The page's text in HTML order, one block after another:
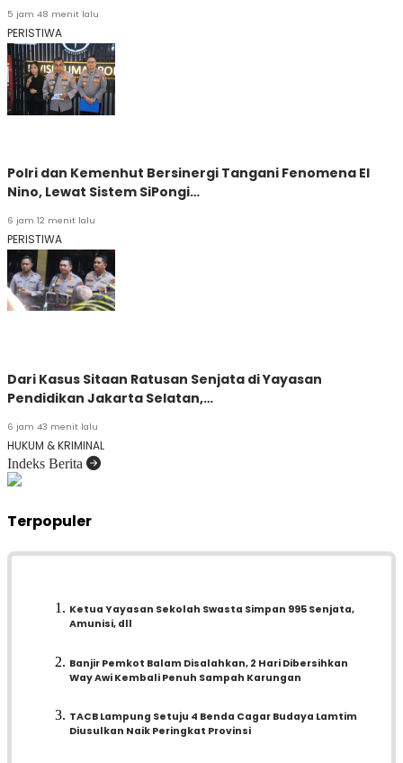
5 jam 48 menit lalu
PERISTIWA
Polri dan Kemenhut Bersinergi Tangani Fenomena El
Nino, Lewat Sistem SiPongi…
6 jam 12 menit lalu
PERISTIWA
Dari Kasus Sitaan Ratusan Senjata di Yayasan
Pendidikan Jakarta Selatan,…
6 jam 43 menit lalu
HUKUM & KRIMINAL
Indeks Berita
Terpopuler
Ketua Yayasan Sekolah Swasta Simpan 995 Senjata,
Amunisi, dll
Banjir Pemkot Balam Disalahkan, 2 Hari Dibersihkan
Way Awi Kembali Penuh Sampah Karungan
TACB Lampung Setuju 4 Benda Cagar Budaya Lamtim
Diusulkan Naik Peringkat Provinsi